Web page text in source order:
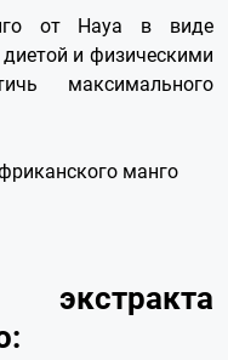
от Haya в виде
и физическими
максимального
манго
экстракта
: